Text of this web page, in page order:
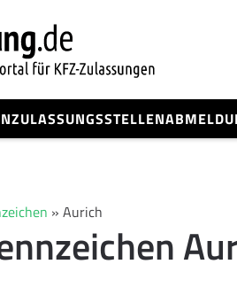
ZULASSUNGSSTELLEN
» Aurich